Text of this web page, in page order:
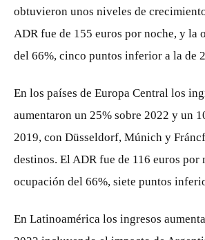
obtuvieron unos niveles de
ADR fue de 155 euros por noche, y la
del 66%, cinco puntos inferior a la de
En los países de Europa Central los
aumentaron un 25% sobre 2022 y un
2019, con Düsseldorf, Múnich y
destinos. El ADR fue de 116 euros por
ocupación del 66%, siete puntos
En Latinoamérica los ingresos